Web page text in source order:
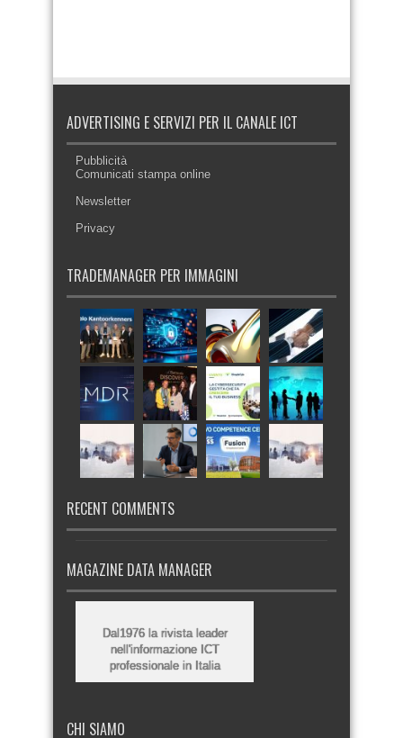
ADVERTISING E SERVIZI PER IL CANALE ICT
Pubblicità
Comunicati stampa online
Newsletter
Privacy
TRADEMANAGER PER IMMAGINI
RECENT COMMENTS
MAGAZINE DATA MANAGER
Dal1976 la rivista leader
nell'informazione ICT
professionale in Italia
CHI SIAMO